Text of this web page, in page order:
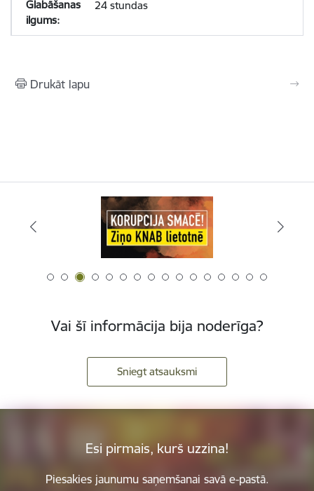
24 stundas
Drukāt lapu
Vai šī informācija bija noderīga?
Sniegt atsauksmi
Esi pirmais, kurš uzzina!
Piesakies jaunumu saņemšanai savā e-pastā.